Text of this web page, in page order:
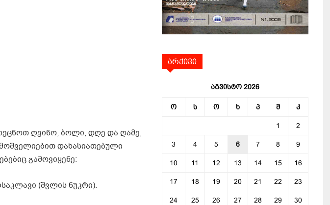
ღვინო, ბოლი, დღე და ღამე,
დახასიათებული
გამოვიყენე:
(შვლის ნუკრი).
არქივი
აგვისტო 2026
ო ს ო ხ პ შ კ
1 2
3 4 5 6 7 8 9
10 11 12 13 14 15 16
17 18 19 20 21 22 23
24 25 26 27 28 29 30